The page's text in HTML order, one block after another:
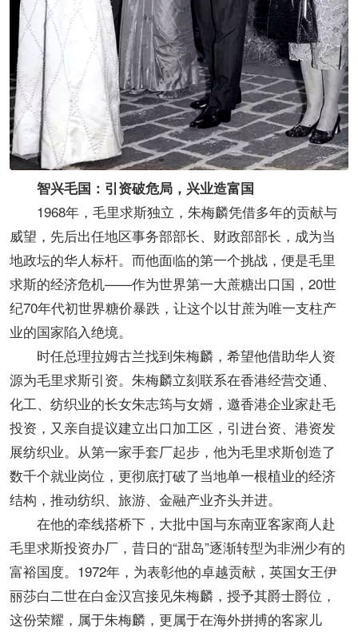
智兴毛国：引资破危局，兴业造富国
1968年，毛里求斯独立，朱梅麟凭借多年的贡献与
威望，先后出任地区事务部部长、财政部部长，成为当
地政坛的华人标杆。而他面临的第一个挑战，便是毛里
求斯的经济危机——作为世界第一大蔗糖出口国，20世
纪70年代初世界糖价暴跌，让这个以甘蔗为唯一支柱产
业的国家陷入绝境。
时任总理拉姆古兰找到朱梅麟，希望他借助华人资
源为毛里求斯引资。朱梅麟立刻联系在香港经营交通、
化工、纺织业的长女朱志筠与女婿，邀香港企业家赴毛
投资，又亲自提议建立出口加工区，引进台资、港资发
展纺织业。从第一家手套厂起步，他为毛里求斯创造了
数千个就业岗位，更彻底打破了当地单一根植业的经济
结构，推动纺织、旅游、金融产业齐头并进。
在他的牵线搭桥下，大批中国与东南亚客家商人赴
毛里求斯投资办厂，昔日的“甜岛”逐渐转型为非洲少有的
富裕国度。1972年，为表彰他的卓越贡献，英国女王伊
丽莎白二世在白金汉宫接见朱梅麟，授予其爵士爵位，
这份荣耀，属于朱梅麟，更属于在海外拼搏的客家儿